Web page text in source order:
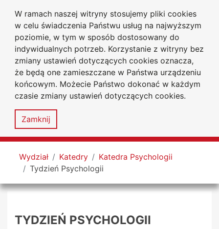
W ramach naszej witryny stosujemy pliki cookies
w celu świadczenia Państwu usług na najwyższym
poziomie, w tym w sposób dostosowany do
indywidualnych potrzeb. Korzystanie z witryny bez
zmiany ustawień dotyczących cookies oznacza,
że będą one zamieszczane w Państwa urządzeniu
końcowym. Możecie Państwo dokonać w każdym
czasie zmiany ustawień dotyczących cookies.
Zamknij
Przejdź do głównego menu
Przejdź do treści
Przejdź do wyszukiwarki
Przejdź do mapy serwisu
Uniwersytet
Jana Długosza
w Częstochowie
Wydział Nauk Społecznych
Deklaracja
Mapa
MENU
Tutaj jesteś
Wydział Katedry
Katedra Psychologii
Tydzień Psychologii
TYDZIEŃ PSYCHOLOGII